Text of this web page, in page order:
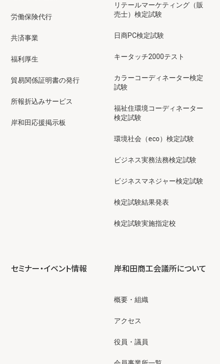
労働保険代行
共済事業
福利厚生
貿易関係証明書の発行
所報折込みサービス
岸和田応援掲示板
リテールマーケティング（販
売士）検定試験
日商PC検定試験
キータッチ2000テスト
カラーコーディネーター検定
試験
福祉住環境コーディネーター
検定試験
環境社会（eco）検定試験
ビジネス実務法務検定試験
ビジネスマネジャー検定試験
検定試験結果発表
検定試験実施指定校
セミナー・イベント情報 岸和田商工会議所について
概要・組織
アクセス
役員・議員